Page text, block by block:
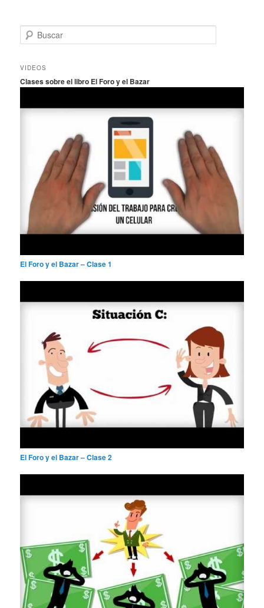
u
c
r
VIDEOS
Clases sobre el libro El Foro y el Bazar
El Foro y el Bazar – Clase 1
El Foro y el Bazar – Clase 2